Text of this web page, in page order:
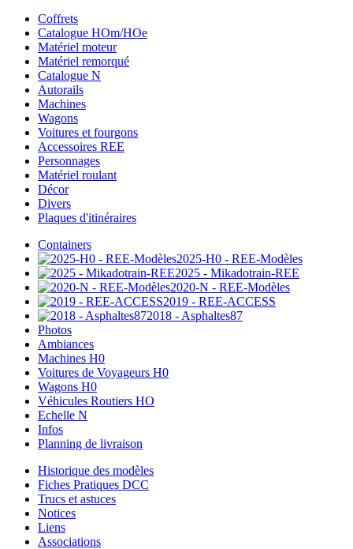
Coffrets
Catalogue HOm/HOe
Matériel moteur
Matériel remorqué
Catalogue N
Autorails
Machines
Wagons
Voitures et fourgons
Accessoires REE
Personnages
Matériel roulant
Décor
Divers
Plaques d'itinéraires
Containers
2025-H0 - REE-Modèles
2025 - Mikadotrain-REE
2020-N - REE-Modèles
2019 - REE-ACCESS
2018 - Asphaltes87
Photos
Ambiances
Machines H0
Voitures de Voyageurs H0
Wagons H0
Véhicules Routiers HO
Echelle N
Infos
Planning de livraison
Historique des modèles
Fiches Pratiques DCC
Trucs et astuces
Notices
Liens
Associations